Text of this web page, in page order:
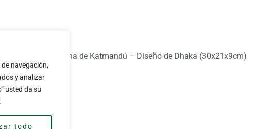
navegación,
y analizar
usted da su
todo
Mochila mediana de Katmandú – Diseño de Dhaka (30x21x9cm)